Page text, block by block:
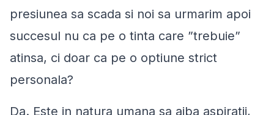
presiunea sa scada si noi sa urmarim apoi
succesul nu ca pe o tinta care ”trebuie”
atinsa, ci doar ca pe o optiune strict
personala?
Da. Este in natura umana sa aiba aspiratii,